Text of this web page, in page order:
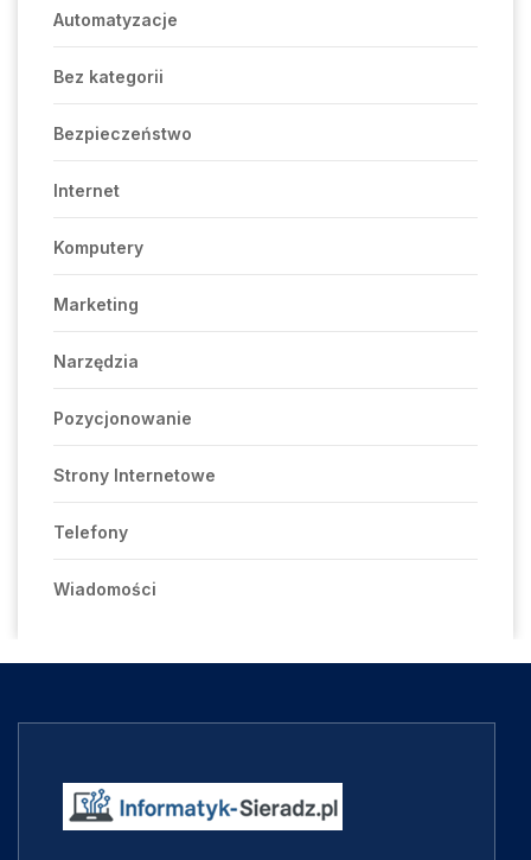
Automatyzacje
Bez kategorii
Bezpieczeństwo
Internet
Komputery
Marketing
Narzędzia
Pozycjonowanie
Strony Internetowe
Telefony
Wiadomości